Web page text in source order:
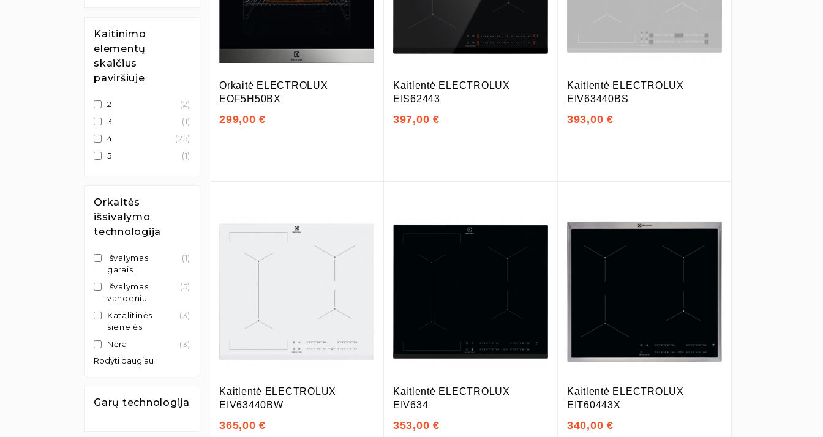
Kaitinimo
elementų
skaičius
paviršiuje
2
(2)
3
(1)
4
(25)
5
(1)
Orkaitės
išsivalymo
technologija
Išvalymas
garais
(1)
Išvalymas
vandeniu
(5)
Katalitinės
sienelės
(3)
Nėra
(3)
Rodyti daugiau
Garų technologija
Orkaitė ELECTROLUX
EOF5H50BX
299,00 €
Kaitlentė ELECTROLUX
EIS62443
397,00 €
Kaitlentė ELECTROLUX
EIV63440BS
393,00 €
Kaitlentė ELECTROLUX
EIV63440BW
365,00 €
Kaitlentė ELECTROLUX
EIV634
353,00 €
Kaitlentė ELECTROLUX
EIT60443X
340,00 €